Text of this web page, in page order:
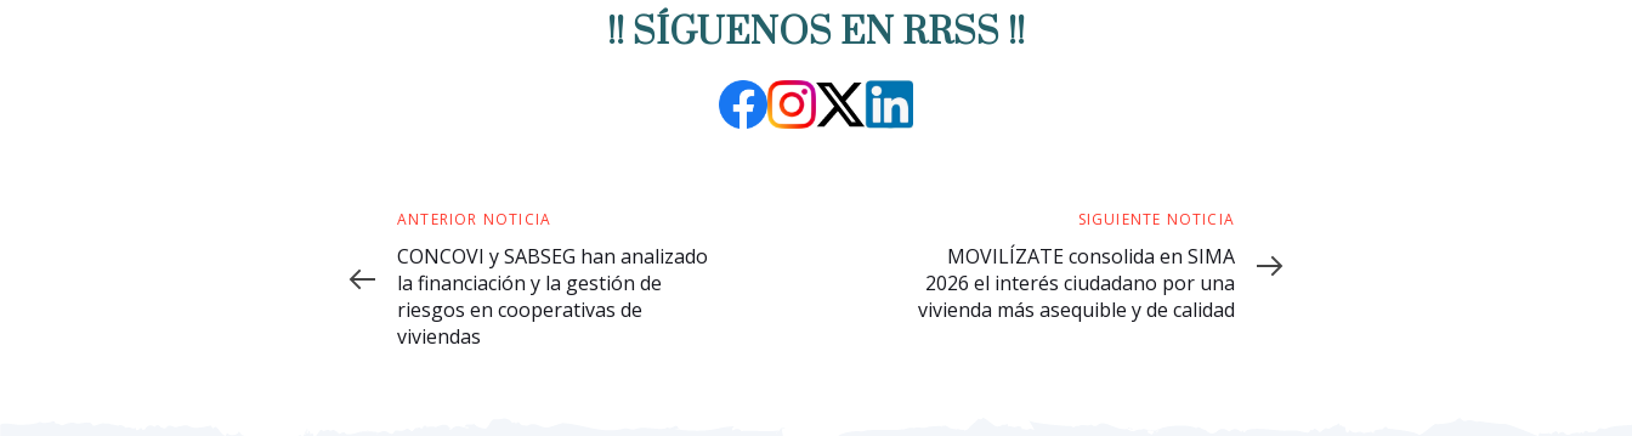
!! SÍGUENOS EN RRSS !!
ANTERIOR NOTICIA
CONCOVI y SABSEG han analizado
la financiación y la gestión de
riesgos en cooperativas de
viviendas
SIGUIENTE NOTICIA
MOVILÍZATE consolida en SIMA
2026 el interés ciudadano por una
vivienda más asequible y de calidad